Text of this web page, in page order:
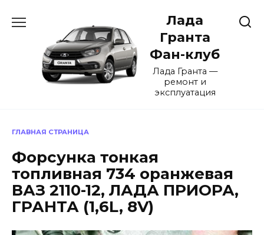
содержанию
Лада
Гранта
Фан-клуб
Лада Гранта —
ремонт и
эксплуатация
ГЛАВНАЯ СТРАНИЦА
Форсунка тонкая
топливная 734 оранжевая
ВАЗ 2110-12, ЛАДА ПРИОРА,
ГРАНТА (1,6L, 8V)